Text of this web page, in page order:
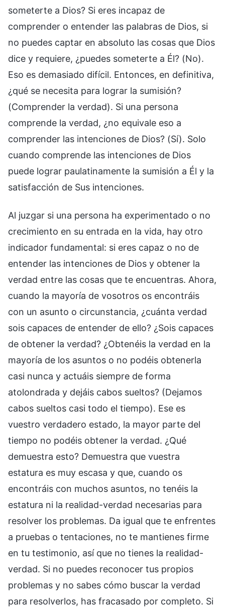
someterte a Dios? Si eres incapaz de
comprender o entender las palabras de Dios, si
no puedes captar en absoluto las cosas que Dios
dice y requiere, ¿puedes someterte a Él? (No).
Eso es demasiado difícil. Entonces, en definitiva,
¿qué se necesita para lograr la sumisión?
(Comprender la verdad). Si una persona
comprende la verdad, ¿no equivale eso a
comprender las intenciones de Dios? (Sí). Solo
cuando comprende las intenciones de Dios
puede lograr paulatinamente la sumisión a Él y la
satisfacción de Sus intenciones.
Al juzgar si una persona ha experimentado o no
crecimiento en su entrada en la vida, hay otro
indicador fundamental: si eres capaz o no de
entender las intenciones de Dios y obtener la
verdad entre las cosas que te encuentras. Ahora,
cuando la mayoría de vosotros os encontráis
con un asunto o circunstancia, ¿cuánta verdad
sois capaces de entender de ello? ¿Sois capaces
de obtener la verdad? ¿Obtenéis la verdad en la
mayoría de los asuntos o no podéis obtenerla
casi nunca y actuáis siempre de forma
atolondrada y dejáis cabos sueltos? (Dejamos
cabos sueltos casi todo el tiempo). Ese es
vuestro verdadero estado, la mayor parte del
tiempo no podéis obtener la verdad. ¿Qué
demuestra esto? Demuestra que vuestra
estatura es muy escasa y que, cuando os
encontráis con muchos asuntos, no tenéis la
estatura ni la realidad-verdad necesarias para
resolver los problemas. Da igual que te enfrentes
a pruebas o tentaciones, no te mantienes firme
en tu testimonio, así que no tienes la realidad-
verdad. Si no puedes reconocer tus propios
problemas y no sabes cómo buscar la verdad
para resolverlos, has fracasado por completo. Si